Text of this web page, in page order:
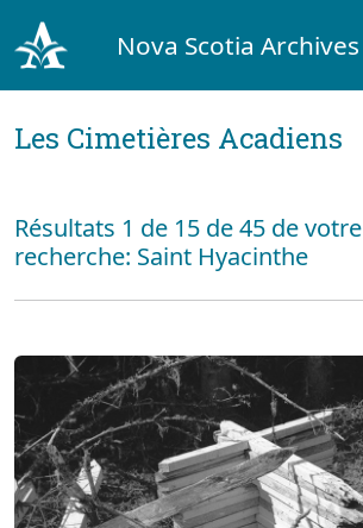
Nova Scotia Archives
Les Cimetières Acadiens
Résultats 1 de 15 de 45 de votre
recherche: Saint Hyacinthe